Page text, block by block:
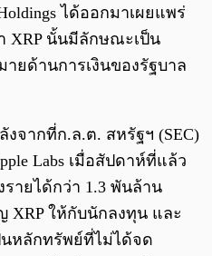
ได้ออกมาเผยแพร่
XRP นั้นมีลักษณะเป็น
ยด้านการเงินของรัฐบาล
จากที่ก.ล.ต. สหรัฐฯ (SEC)
Labs เมื่อสัปดาห์ที่แล้ว
รายได้กว่า 1.3 พันล้าน
XRP ให้กับนักลงทุน และ
หลักทรัพย์ที่ไม่ได้จด